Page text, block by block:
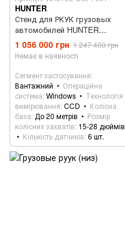
HUNTER
Стенд для РКУК грузовых
автомобилей HUNTER
WA510E-DSP760T
1 056 000 грн 1 247 400 грн
Немає в наявності
Сегмент застосування
Вантажний
Операційна
система Windows
Технологія
вимірювання CCD
Колісна
база До 20 метрів
Розмір
колісних захватів 15-28 дюймів
Кількість датчиків 6 шт.